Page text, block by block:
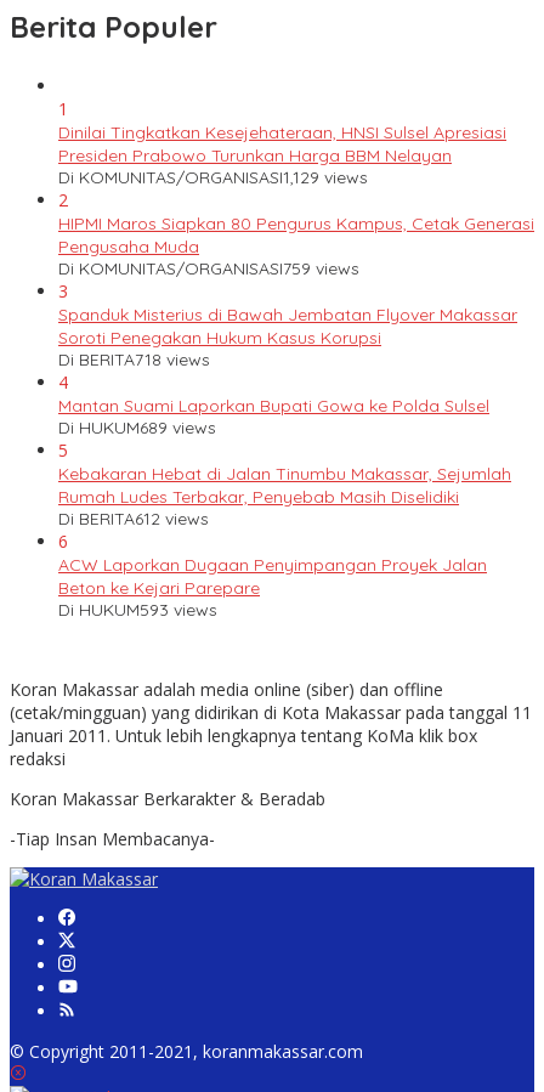
Berita Populer
1
Dinilai Tingkatkan Kesejehateraan, HNSI Sulsel Apresiasi
Presiden Prabowo Turunkan Harga BBM Nelayan
Di KOMUNITAS/ORGANISASI1,129 views
2
HIPMI Maros Siapkan 80 Pengurus Kampus, Cetak Generasi
Pengusaha Muda
Di KOMUNITAS/ORGANISASI759 views
3
Spanduk Misterius di Bawah Jembatan Flyover Makassar
Soroti Penegakan Hukum Kasus Korupsi
Di BERITA718 views
4
Mantan Suami Laporkan Bupati Gowa ke Polda Sulsel
Di HUKUM689 views
5
Kebakaran Hebat di Jalan Tinumbu Makassar, Sejumlah
Rumah Ludes Terbakar, Penyebab Masih Diselidiki
Di BERITA612 views
6
ACW Laporkan Dugaan Penyimpangan Proyek Jalan
Beton ke Kejari Parepare
Di HUKUM593 views
Koran Makassar adalah media online (siber) dan offline
(cetak/mingguan) yang didirikan di Kota Makassar pada tanggal 11
Januari 2011. Untuk lebih lengkapnya tentang KoMa klik box
redaksi
Koran Makassar Berkarakter & Beradab
-Tiap Insan Membacanya-
© Copyright 2011-2021, koranmakassar.com